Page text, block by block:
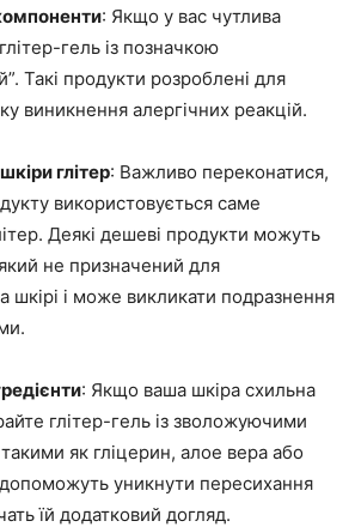
: Якщо у вас чутлива
гель із позначкою
Такі продукти розроблені для
виникнення алергічних реакцій.
глітер: Важливо переконатися,
використовується саме
Деякі дешеві продукти можуть
який не призначений для
шкірі і може викликати подразнення
: Якщо ваша шкіра схильна
глітер-гель із зволожуючими
як гліцерин, алое вера або
уникнути пересихання
їй додатковий догляд.